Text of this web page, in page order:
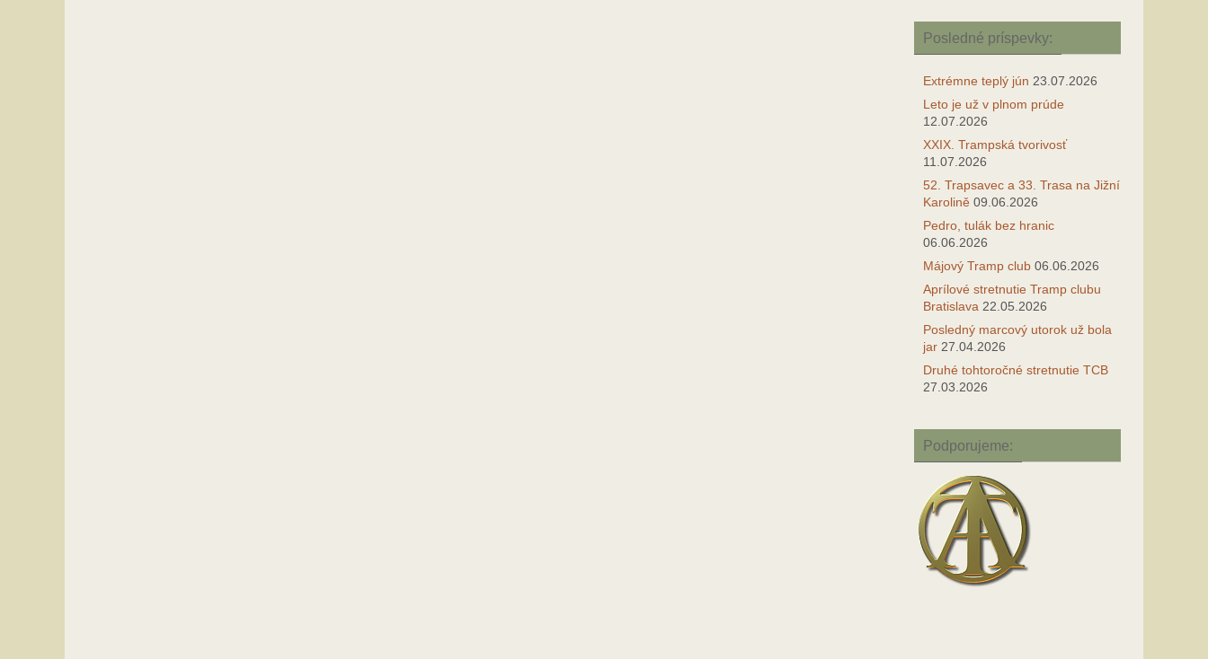
Posledné príspevky:
Extrémne teplý jún 23.07.2026
Leto je už v plnom prúde
12.07.2026
XXIX. Trampská tvorivosť
11.07.2026
52. Trapsavec a 33. Trasa na Jižní
Karolině 09.06.2026
Pedro, tulák bez hranic
06.06.2026
Májový Tramp club 06.06.2026
Aprílové stretnutie Tramp clubu
Bratislava 22.05.2026
Posledný marcový utorok už bola
jar 27.04.2026
Druhé tohtoročné stretnutie TCB
27.03.2026
Podporujeme: